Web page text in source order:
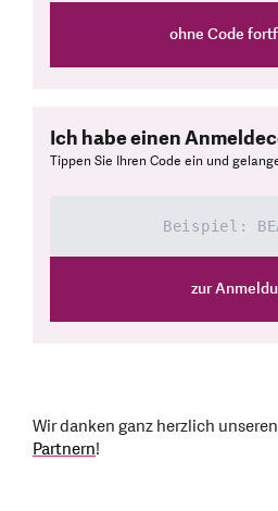
Wir danken ganz herzlich unseren
Partnern!